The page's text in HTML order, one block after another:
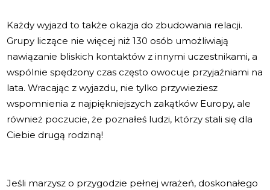
Każdy wyjazd to także okazja do zbudowania relacji.
Grupy liczące nie więcej niż 130 osób umożliwiają
nawiązanie bliskich kontaktów z innymi uczestnikami, a
wspólnie spędzony czas często owocuje przyjaźniami na
lata. Wracając z wyjazdu, nie tylko przywieziesz
wspomnienia z najpiękniejszych zakątków Europy, ale
również poczucie, że poznałeś ludzi, którzy stali się dla
Ciebie drugą rodziną!
Jeśli marzysz o przygodzie pełnej wrażeń, doskonałego